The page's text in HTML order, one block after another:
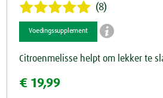
(8)
Voedingssupplement 
Citroenmelisse helpt om lekker te
€ 19,99